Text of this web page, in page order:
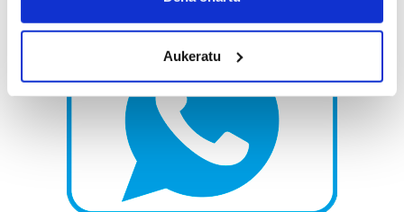
meters
Identify your device by actively scanning it for
specific characteristics (fingerprinting)
Find out more about how your personal data is processed
and set your preferences in the
details section
Guk eta gure bazkideek zure datu pertsonalak
prozesatzen ditugu, zure IP zenbakia, besteak beste,
Aukeratu